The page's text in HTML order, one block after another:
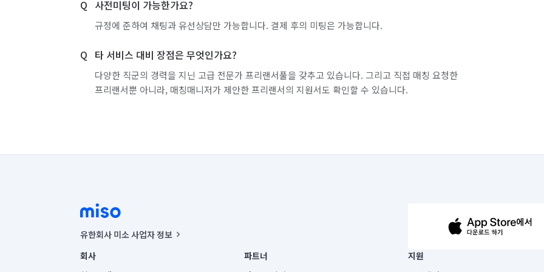
사전미팅이 가능한가요?
규정에 준하여 채팅과 유선상담만 가능합니다. 결제 후의 미팅은 가능합니다.
타 서비스 대비 장점은 무엇인가요?
다양한 직군의 경력을 지닌 고급 전문가 프리랜서풀을 갖추고 있습니다. 그리고 직접 매칭 요청한
프리랜서뿐 아니라, 매칭매니저가 제안한 프리랜서의 지원서도 확인할 수 있습니다.
유한회사 미소 사업자 정보
사업자등록번호 : 291-87-00271 | 인허가번호 : 2016-3220163-14-5-00019 |
통신판매신고번호 : 2024-서울종로-1400(공정거래위원회 정보) |
회사
파트너
지원